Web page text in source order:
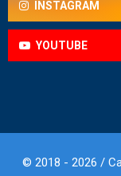
INSTAGRAM
YOUTUBE
© 2018 - 2026 /